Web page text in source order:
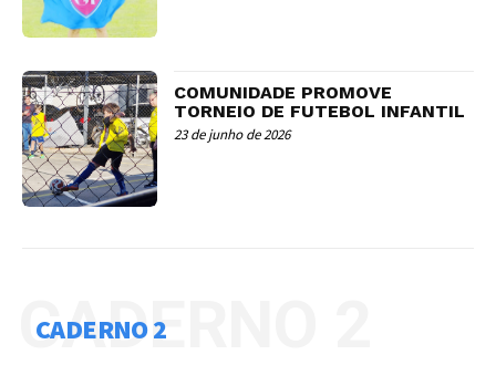
COMUNIDADE PROMOVE
TORNEIO DE FUTEBOL INFANTIL
23 de junho de 2026
CADERNO 2
CADERNO 2